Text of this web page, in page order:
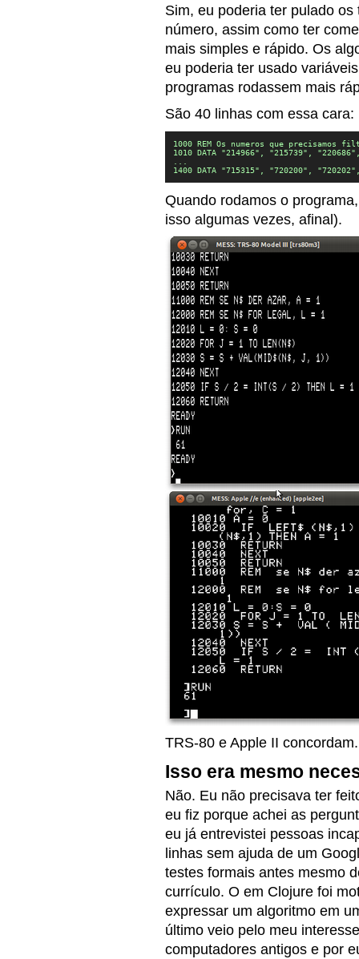
Sim, eu poderia ter pulado
número, assim como ter
mais simples e rápido. Os
eu poderia ter usado
programas rodassem mais
São 40 linhas com essa cara:
1000 REM Os numeros que precisamos
1010 DATA "214966", "215739",
1400 DATA "715315", "720200",
Quando rodamos o
isso algumas vezes, afinal).
TRS-80 e Apple II
Isso era mesmo
Não. Eu não precisava ter
eu fiz porque achei as
eu já entrevistei pessoas
linhas sem ajuda de um
testes formais antes mesmo
currículo. O em Clojure foi
expressar um algoritmo em
último veio pelo meu
computadores antigos e por